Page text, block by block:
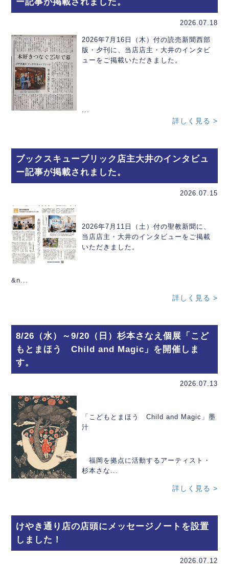
2026.07.18
2026年7月16日（木）付の読売新聞西部
版・夕刊に、当店店主・大井のインタビ
ューをご掲載いただきました。
...
詳しく見る >
ブックスキューブリック店主大井のインタビュ
ー記事が掲載されました。
2026.07.15
2026年7月11日（土）付の聖教新聞に、
当店店主・大井のインタビューをご掲載
いただきました。
&n...
詳しく見る >
8/26（水）～9/20（日）杉本さなえ個展「こど
もとまほう Child and Magic」を開催しま
す。
2026.07.13
「こどもとまほう Child and Magic」墨
汁
福岡を拠点に活動するアーティスト・
杉本さな...
詳しく見る >
けやき通り店の店頭にメッセージノートを設置
しました！
2026.07.12